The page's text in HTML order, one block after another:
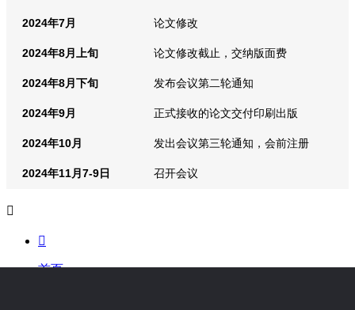
2024年7月 论文修改
2024年8月上旬 论文修改截止，交纳版面费
2024年8月下旬 发布会议第二轮通知
2024年9月 正式接收的论文交付印刷出版
2024年10月 发出会议第三轮通知，会前注册
2024年11月7-9日 召开会议


首页